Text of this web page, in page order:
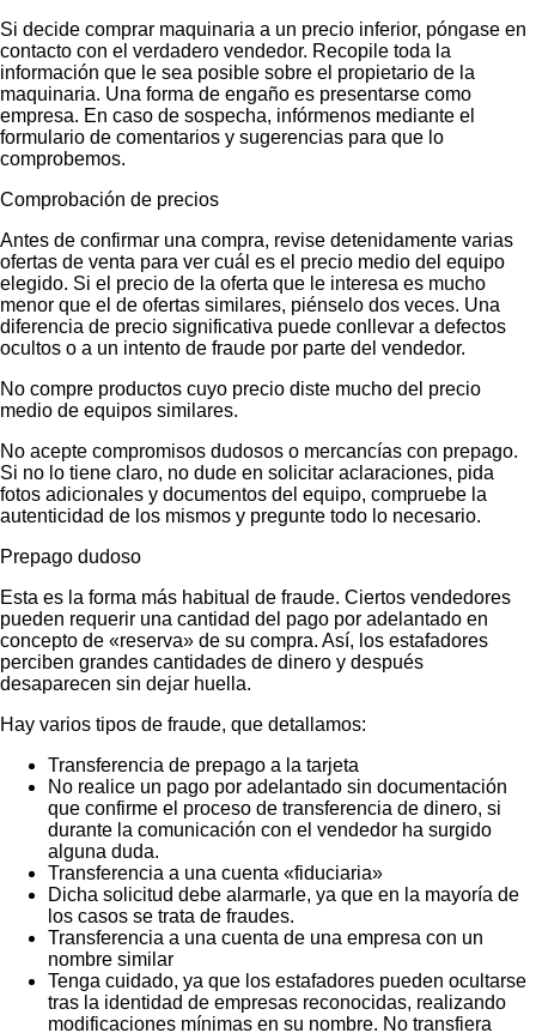
Si decide comprar maquinaria a un precio inferior, póngase en
contacto con el verdadero vendedor. Recopile toda la
información que le sea posible sobre el propietario de la
maquinaria. Una forma de engaño es presentarse como
empresa. En caso de sospecha, infórmenos mediante el
formulario de comentarios y sugerencias para que lo
comprobemos.
Comprobación de precios
Antes de confirmar una compra, revise detenidamente varias
ofertas de venta para ver cuál es el precio medio del equipo
elegido. Si el precio de la oferta que le interesa es mucho
menor que el de ofertas similares, piénselo dos veces. Una
diferencia de precio significativa puede conllevar a defectos
ocultos o a un intento de fraude por parte del vendedor.
No compre productos cuyo precio diste mucho del precio
medio de equipos similares.
No acepte compromisos dudosos o mercancías con prepago.
Si no lo tiene claro, no dude en solicitar aclaraciones, pida
fotos adicionales y documentos del equipo, compruebe la
autenticidad de los mismos y pregunte todo lo necesario.
Prepago dudoso
Esta es la forma más habitual de fraude. Ciertos vendedores
pueden requerir una cantidad del pago por adelantado en
concepto de «reserva» de su compra. Así, los estafadores
perciben grandes cantidades de dinero y después
desaparecen sin dejar huella.
Hay varios tipos de fraude, que detallamos:
Transferencia de prepago a la tarjeta
No realice un pago por adelantado sin documentación
que confirme el proceso de transferencia de dinero, si
durante la comunicación con el vendedor ha surgido
alguna duda.
Transferencia a una cuenta «fiduciaria»
Dicha solicitud debe alarmarle, ya que en la mayoría de
los casos se trata de fraudes.
Transferencia a una cuenta de una empresa con un
nombre similar
Tenga cuidado, ya que los estafadores pueden ocultarse
tras la identidad de empresas reconocidas, realizando
modificaciones mínimas en su nombre. No transfiera